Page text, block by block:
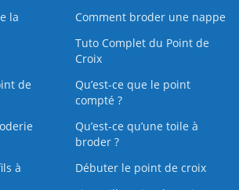
la
Comment broder une nappe
Tuto Complet du Point de
Croix
de
Qu’est-ce que le point
compté ?
Qu’est‑ce qu’une toile à
broder ?
à
Débuter le point de croix